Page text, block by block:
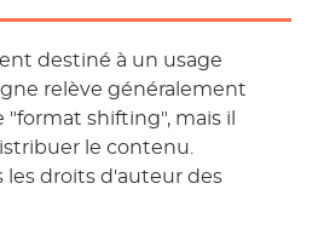
destiné à un usage
relève généralement
"format shifting", mais il
le contenu.
les droits d'auteur des